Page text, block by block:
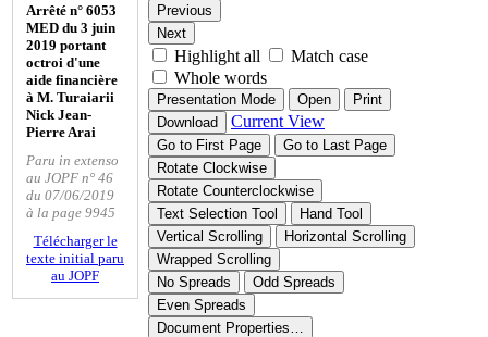
Arrêté n° 6053
MED du 3 juin
2019 portant
octroi d'une
aide financière
à M. Turaiarii
Nick Jean-
Pierre Arai
Paru in extenso
au JOPF n° 46
du 07/06/2019
à la page 9945
Télécharger le
texte initial paru
au JOPF
Previous
Next
Highlight all
Match case
Whole words
Presentation Mode Open
Print
Download
Current View
Go to First Page
Go to Last Page
Rotate Clockwise
Rotate Counterclockwise
Text Selection Tool
Hand Tool
Vertical Scrolling
Horizontal Scrolling
Wrapped Scrolling
No Spreads
Odd Spreads
Even Spreads
Document Properties…